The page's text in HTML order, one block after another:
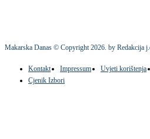
Makarska Danas © Copyright2026. by Redakcija
Kontakt Impressum Uvjeti korištenja
Cjenik Izbori